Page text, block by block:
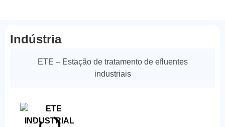
Indústria
ETE – Estação de tratamento de efluentes
industriais